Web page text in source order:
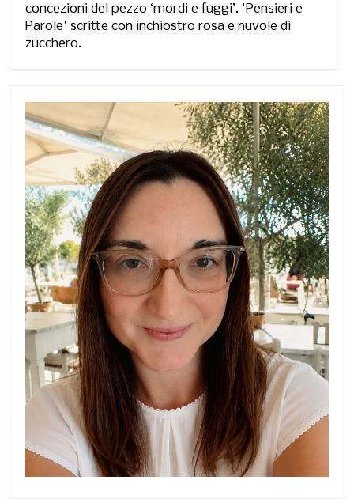
concezioni del pezzo ‘mordi e fuggi’. 'Pensieri e
Parole' scritte con inchiostro rosa e nuvole di
zucchero.